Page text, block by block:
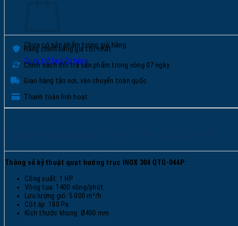
Chưa có sản phẩm trong giỏ hàng.
Quay trở lại cửa hàng
Hàng chính hãng giá tốt nhất
Chính sách đổi trả sản phẩm trong vòng 07 ngày
Giao hàng tận nơi, vận chuyển toàn quốc
Thanh toán linh hoạt
Thông số kỹ thuật quạt hướng trục INOX 304 QTG-044P:
Công suất: 1 HP
Vòng tua: 1400 vòng/phút
Lưu lượng gió: 5.000 m³/h
Cột áp: 180 Pa
Kích thước khung: Ø400 mm